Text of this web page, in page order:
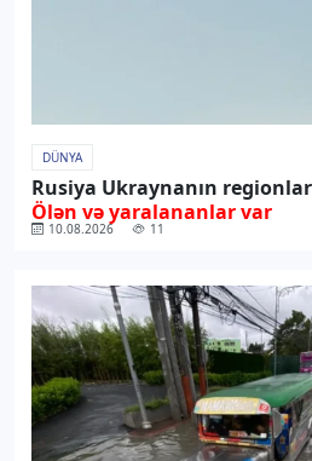
DÜNYA
Rusiya Ukraynanın
Ölən və yaralananlar var
10.08.2026 11